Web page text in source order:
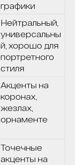
графики
Нейтральный,
универсальны
й, хорошо для
портретного
стиля
Акценты на
коронах,
жезлах,
орнаменте
Точечные
акценты на